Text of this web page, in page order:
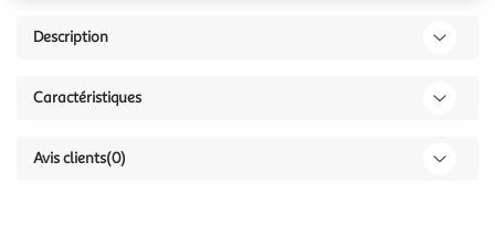
Description
Caractéristiques
Avis clients(0)